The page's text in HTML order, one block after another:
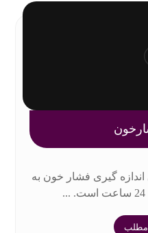
گیری فشار خون به
مطلب